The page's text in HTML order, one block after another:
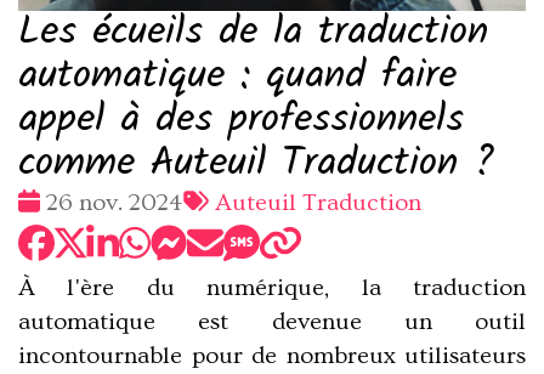
Les écueils de la traduction
automatique : quand faire
appel à des professionnels
comme Auteuil Traduction ?
Date
:
26 nov. 2024
Tags
:
Auteuil Traduction
À l'ère du numérique, la traduction
automatique est devenue un outil
incontournable pour de nombreux utilisateurs